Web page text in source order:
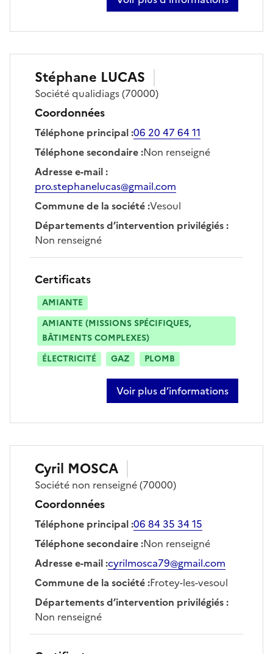
sur edouard joachim
Stéphane LUCAS
Sociétéqualidiags(70000)
Coordonnées
Téléphone principal:06 20 47 64 11
Téléphone secondaire:Non renseigné
Adresse e-mail:
pro.stephanelucas@gmail.com
Commune de la société:Vesoul
Départements d’intervention privilégiés:
Non renseigné
Certificats
AMIANTE
AMIANTE (MISSIONS SPÉCIFIQUES,
BÂTIMENTS COMPLEXES)
ÉLECTRICITÉ
GAZ PLOMB
Voir plus d’informations
sur stéphane lucas
Cyril MOSCA
Société non renseigné(70000)
Coordonnées
Téléphone principal:06 84 35 34 15
Téléphone secondaire:Non renseigné
Adresse e-mail:cyrilmosca79@gmail.com
Commune de la société:Frotey-les-vesoul
Départements d’intervention privilégiés:
Non renseigné